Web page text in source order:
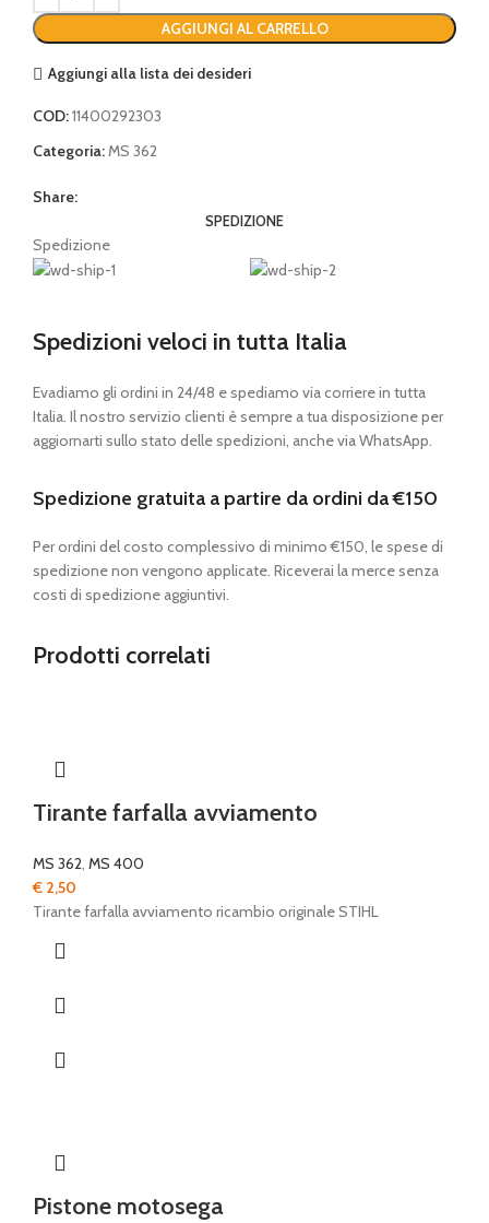
AGGIUNGI AL CARRELLO
Aggiungi alla lista dei desideri
COD:11400292303
Categoria: MS 362
Share:
SPEDIZIONE
Spedizione
Spedizioni veloci in tutta Italia
Evadiamo gli ordini in 24/48 e spediamo via corriere in tutta
Italia. Il nostro servizio clienti è sempre a tua disposizione per
aggiornarti sullo stato delle spedizioni, anche via WhatsApp.
Spedizione gratuita a partire da ordini da €150
Per ordini del costo complessivo di minimo €150, le spese di
spedizione non vengono applicate. Riceverai la merce senza
costi di spedizione aggiuntivi.
Prodotti correlati
Tirante farfalla avviamento
MS 362, MS 400
€ 2,50
Tirante farfalla avviamento ricambio originale STIHL
Pistone motosega